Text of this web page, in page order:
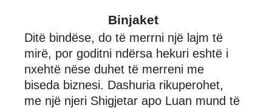
Binjaket
Ditë bindëse, do të merrni një lajm të
mirë, por goditni ndërsa hekuri eshtë i
nxehtë nëse duhet të merreni me
biseda biznesi. Dashuria rikuperohet,
me një njeri Shigjetar apo Luan mund të